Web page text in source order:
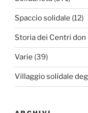
Spaccio solidale (12)
Storia dei Centri don
Varie (39)
Villaggio solidale